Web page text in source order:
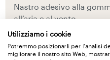
Nastro adesivo alla
all’aria e al vento
Utilizziamo i cookie
Potremmo posizionarli per l'analisi
migliorare il nostro sito Web,